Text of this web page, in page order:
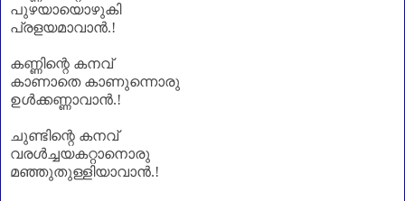
പുഴയായൊഴുകി
പ്രളയമാവാൻ.!
കണ്ണിന്റെ കനവ്
കാണാതെ കാണുന്നൊരു
ഉൾക്കണ്ണാവാൻ.!
ചുണ്ടിന്റെ കനവ്
വരൾച്ചയകറ്റാനൊരു
മഞ്ഞുതുള്ളിയാവാൻ.!